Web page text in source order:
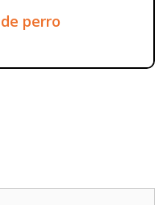
perro